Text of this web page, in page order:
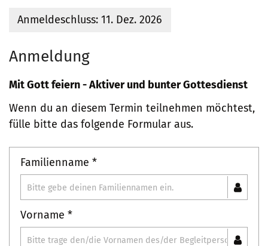
Anmeldeschluss: 11. Dez. 2026
Anmeldung
Mit Gott feiern - Aktiver und bunter Gottesdienst
Wenn du an diesem Termin teilnehmen möchtest,
fülle bitte das folgende Formular aus.
Familienname *
Vorname *